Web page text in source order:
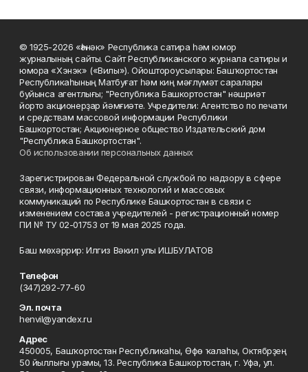
© 1925-2026 «Һәнәк» Республика сатира һәм юмор
журналының сайты. Сайт Республиканского журнала сатиры и
юмора «Хэнэк» («Вилы»). Ойоштороусылары: Башҡортостан
Республикаһының Матбуғат һәм киң мәғлүмәт саралары
буйынса агентлығы; "Республика Башкортостан" нәшриәт
йорто акционерҙар йәмғиәте. Учредители: Агентство по печати
и средствам массовой информации Республики
Башкортостан; Акционерное общество Издательский дом
"Республика Башкортостан".
Об использовании персональных данных
Зарегистрирован Федеральной службой по надзору в сфере
связи, информационных технологий и массовых
коммуникаций по Республике Башкортостан в связи с
изменением состава учредителей - регистрационный номер
ПИ № ТУ 02-01753 от 19 мая 2025 года.
Баш мөхәррир: Илгиз Вәкил улы ИШБУЛАТОВ
Телефон
(347)292-77-60
Эл. почта
henvil@yandex.ru
Адрес
450005, Башҡортостан Республикаһы, Өфө ҡалаһы, Октябрҙең
50 йыллығы урамы, 13. Республика Башкортостан, г. Уфа, ул.